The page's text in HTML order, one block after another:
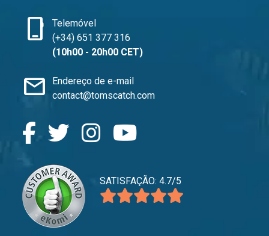
phone_iphone
Telemóvel
(+34) 651 377 316
(10h00 - 20h00 CET)
mail
Endereço de e-mail
contact@tomscatch.com
SATISFAÇÃO: 4.7/5